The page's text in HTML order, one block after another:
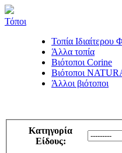
Τόποι
Τοπία
Άλλα τοπία
Βιότοποι Corine
Βιότοποι
Άλλοι βιότοποι
Κατηγορία
Είδους: